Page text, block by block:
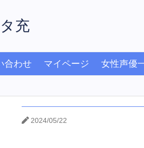
充
合わせ マイページ 女性声優
2024/05/22